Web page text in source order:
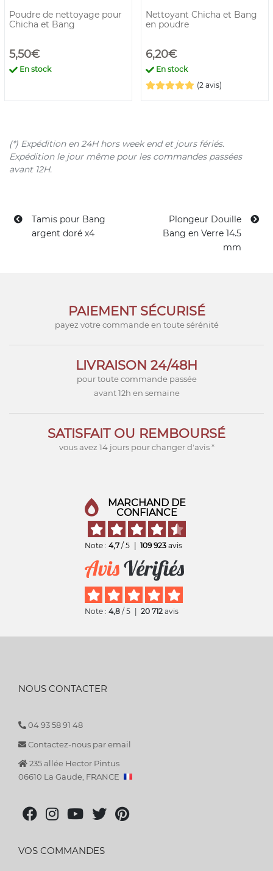
Poudre de nettoyage pour
Chicha et Bang
5,50€
En stock
Nettoyant Chicha et Bang
en poudre
6,20€
En stock
(2 avis)
(*) Expédition en 24H hors week end et jours fériés.
Expédition le jour même pour les commandes passées
avant 12H.
Tamis pour Bang
argent doré x4
Plongeur Douille
Bang en Verre 14.5
mm
PAIEMENT SÉCURISÉ
payez votre commande en toute sérénité
LIVRAISON 24/48H
pour toute commande passée
avant 12h en semaine
SATISFAIT OU REMBOURSÉ
vous avez 14 jours pour changer d'avis *
MARCHAND DE
CONFIANCE
Note : 4,7 / 5 109 923 avis
Note : 4,8 / 5 20 712 avis
NOUS CONTACTER
04 93 58 91 48
Contactez-nous par email
235 allée Hector Pintus
06610 La Gaude, FRANCE
VOS COMMANDES